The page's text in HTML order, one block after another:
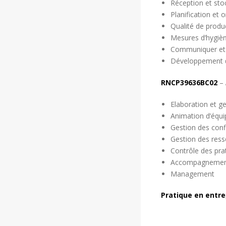
respect des
aliments, en
éventuelles.
Stocker la
leurs
Lutter contre la
respect des
légales
d’optimiser la
Réaliser les
fonctionnement
transmises à
de sécurité pour
en s’appuyant
Réception et
Planification et
Qualité de
Mesures
Communiquer
Développement
RNCP39636BC02–
Elaboration et
Animation
Gestion des
Gestion des
Contrôle des
Management
Pratique en